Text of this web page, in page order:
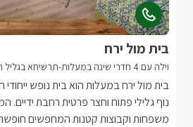
בית מול ירח
וילה עם 4 חדרי שינה במעלות-תרשיחא בגליל המערבי
בית מול ירח במעלות הוא בית נופש
נוף גלילי פתוח וחצר פרטית רחבת ידיים.
משפחות וקבוצות קטנות המחפשים